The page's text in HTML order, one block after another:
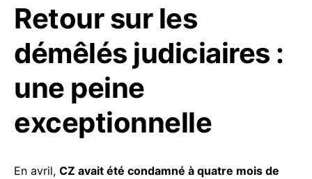
Retour sur les
démêlés judiciaires :
une peine
exceptionnelle
En avril, CZ avait été condamné à quatre mois de